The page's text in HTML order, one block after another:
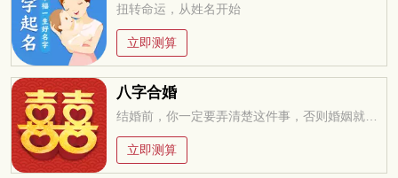
扭转命运，从姓名开始
立即测算
八字合婚
结婚前，你一定要弄清楚这件事，否则婚姻就是你的坟墓
立即测算